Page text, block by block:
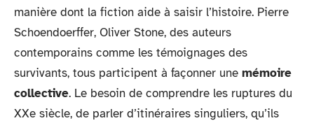
manière dont la fiction aide à saisir l’histoire. Pierre
Schoendoerffer, Oliver Stone, des auteurs
contemporains comme les témoignages des
survivants, tous participent à façonner une mémoire
collective. Le besoin de comprendre les ruptures du
XXe siècle, de parler d’itinéraires singuliers, qu’ils